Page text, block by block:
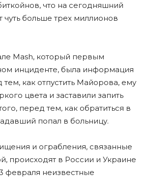
что на сегодняшний
чуть больше трех миллионов
Mash, который первым
инциденте, была информация
тем, как отпустить Майорова, ему
цвета и заставили запить
перед тем, как обратиться в
попал в больницу.
и ограбления, связанные
происходят в России и Украине
февраля неизвестные